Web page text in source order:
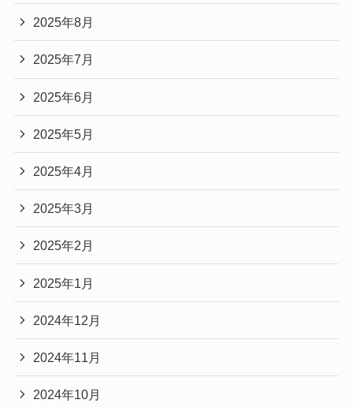
2025年8月
2025年7月
2025年6月
2025年5月
2025年4月
2025年3月
2025年2月
2025年1月
2024年12月
2024年11月
2024年10月